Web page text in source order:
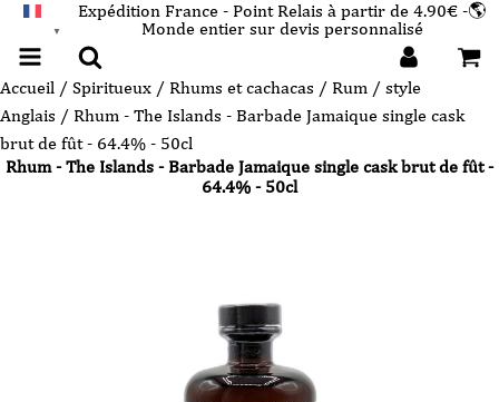
▼
Expédition France - Point Relais à partir de 4.90€ -🌎
Monde entier sur devis personnalisé
Accueil / Spiritueux / Rhums et cachacas / Rum / style
Anglais / Rhum - The Islands - Barbade Jamaique single cask
brut de fût - 64.4% - 50cl
Rhum - The Islands - Barbade Jamaique single cask brut de fût -
64.4% - 50cl